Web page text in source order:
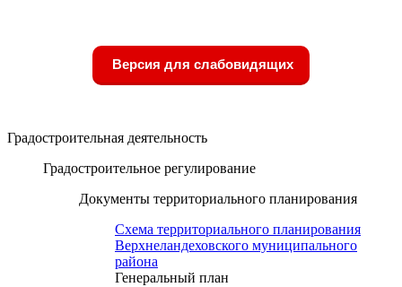
Версия для слабовидящих
Градостроительная деятельность
Градостроительное регулирование
Документы территориального планирования
Схема территориального планирования
Верхнеландеховского муниципального
района
Генеральный план